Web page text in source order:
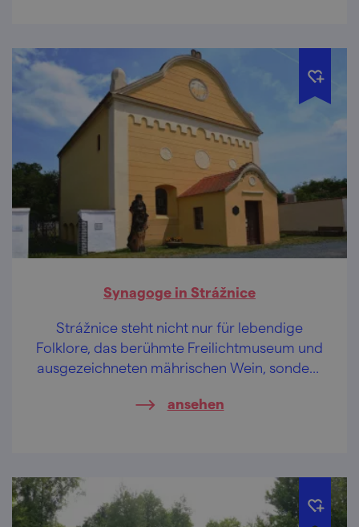
Synagoge in Strážnice
Strážnice steht nicht nur für lebendige
Folklore, das berühmte Freilichtmuseum und
ausgezeichneten mährischen Wein, sondern
Lebens.
ansehen